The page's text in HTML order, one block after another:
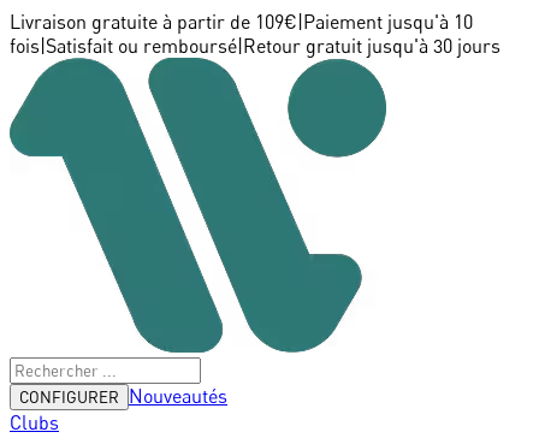
Livraison gratuite à partir de 109€ Paiement jusqu'à 10
fois Satisfait ou remboursé Retour gratuit jusqu'à 30 jours
CONFIGURER
Nouveautés
Clubs